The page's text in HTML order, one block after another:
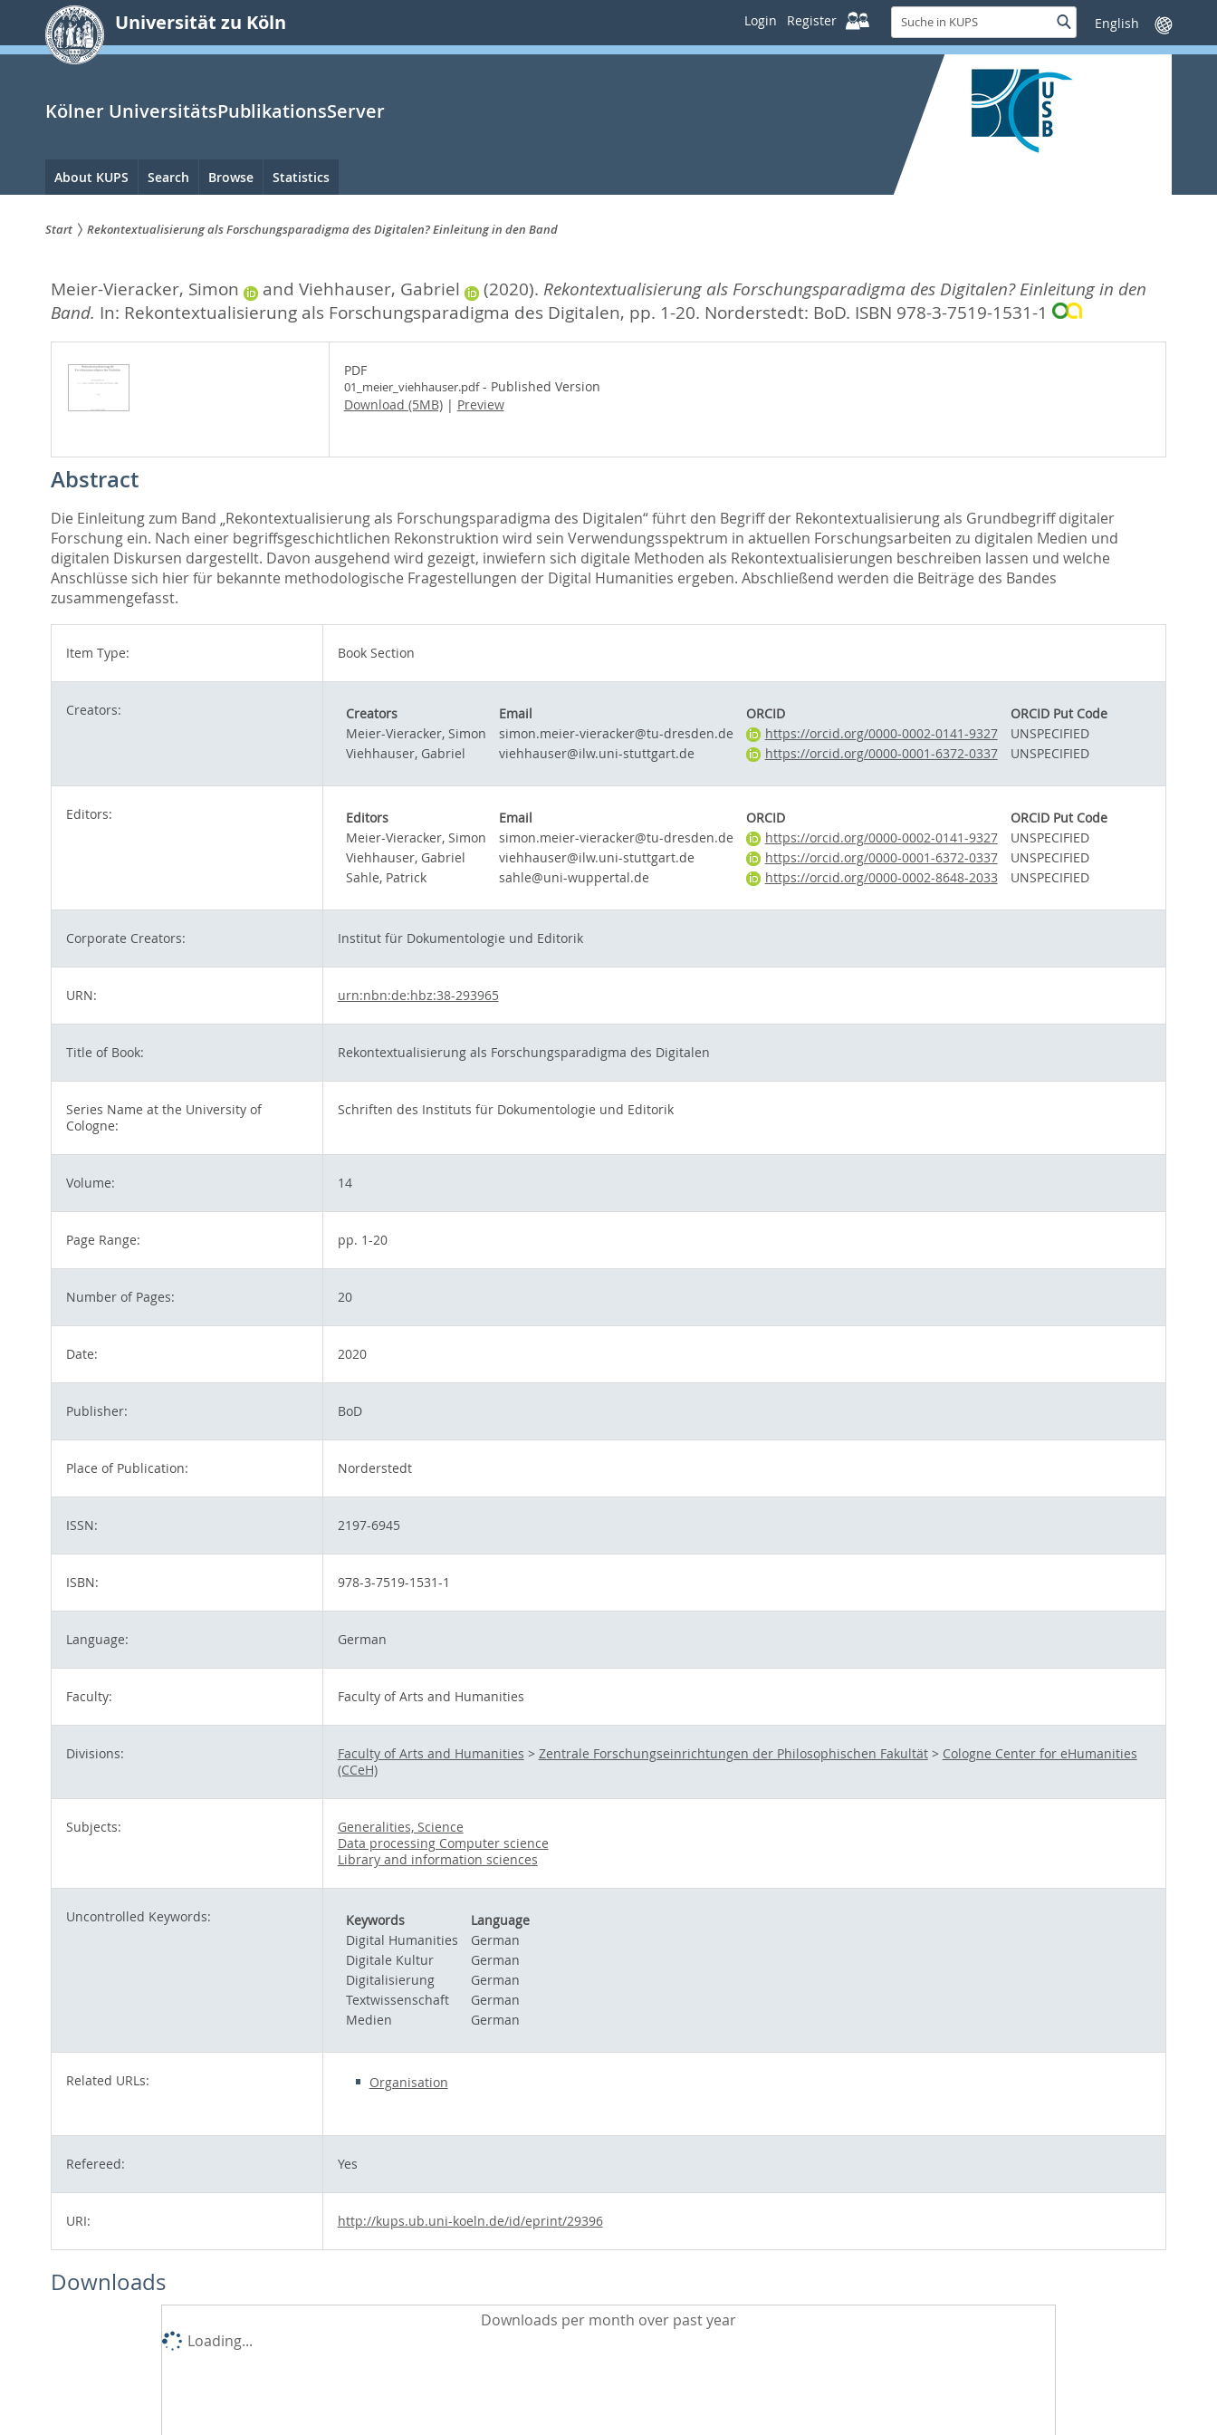
springen
Universität zu Köln Login Register
Suche
in
KUPS
SucheSprache
wechseln
Kölner UniversitätsPublikationsServer
Hauptnavigation
About KUPS Search Browse Statistics
sind
hier:
Start Rekontextualisierung als Forschungsparadigma des Digitalen? Einleitung in den Band
Meier-Vieracker, Simon and Viehhauser, Gabriel (2020). Rekontextualisierung als Forschungsparadigma des Digitalen? Einleitung in den
Band. In: Rekontextualisierung als Forschungsparadigma des Digitalen, pp. 1-20. Norderstedt: BoD. ISBN 978-3-7519-1531-1
PDF
01_meier_viehhauser.pdf- Published Version
Download (5MB)| Preview
Abstract
Die Einleitung zum Band „Rekontextualisierung als Forschungsparadigma des Digitalen“ führt den Begriff der Rekontextualisierung als Grundbegriff digitaler
Forschung ein. Nach einer begriffsgeschichtlichen Rekonstruktion wird sein Verwendungsspektrum in aktuellen Forschungsarbeiten zu digitalen Medien und
digitalen Diskursen dargestellt. Davon ausgehend wird gezeigt, inwiefern sich digitale Methoden als Rekontextualisierungen beschreiben lassen und welche
Anschlüsse sich hier für bekannte methodologische Fragestellungen der Digital Humanities ergeben. Abschließend werden die Beiträge des Bandes
zusammengefasst.
Item Type: Book Section
Creators: Creators Email ORCID
ORCID Put Code
Meier-Vieracker, Simon
simon.meier-vieracker@tu-dresden.de https://orcid.org/0000-0002-0141-9327
UNSPECIFIED
Viehhauser, Gabriel
viehhauser@ilw.uni-stuttgart.de https://orcid.org/0000-0001-6372-0337 UNSPECIFIED
Editors: Editors Email ORCID
ORCID Put Code
Meier-Vieracker, Simon
simon.meier-vieracker@tu-dresden.de https://orcid.org/0000-0002-0141-9327
UNSPECIFIED
Viehhauser, Gabriel
viehhauser@ilw.uni-stuttgart.de https://orcid.org/0000-0001-6372-0337
UNSPECIFIED
Sahle, Patrick
sahle@uni-wuppertal.de https://orcid.org/0000-0002-8648-2033 UNSPECIFIED
Corporate Creators: Institut für Dokumentologie und Editorik
URN: urn:nbn:de:hbz:38-293965
Title of Book: Rekontextualisierung als Forschungsparadigma des Digitalen
Series Name at the University of
Cologne:
Schriften des Instituts für Dokumentologie und Editorik
Volume: 14
Page Range: pp. 1-20
Number of Pages: 20
Date: 2020
Publisher: BoD
Place of Publication: Norderstedt
ISSN: 2197-6945
ISBN: 978-3-7519-1531-1
Language: German
Faculty: Faculty of Arts and Humanities
Divisions: Faculty of Arts and Humanities > Zentrale Forschungseinrichtungen der Philosophischen Fakultät> Cologne Center for eHumanities
(CCeH)
Subjects:
Generalities, Science
Data processing Computer science
Library and information sciences
Uncontrolled Keywords: Keywords
Language
Digital Humanities
German
Digitale Kultur
German
Digitalisierung
German
Textwissenschaft
German
Medien
German
Related URLs: Organisation
Refereed: Yes
URI: http://kups.ub.uni-koeln.de/id/eprint/29396
Downloads
Downloads per month over past year
Loading...